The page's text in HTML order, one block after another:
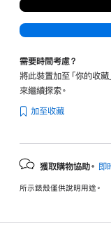
需要時間考慮？
將此裝置加至「你的收
來繼續探索。
加至收藏
獲取購物協助。 即
所示錶殼僅供說明用途。